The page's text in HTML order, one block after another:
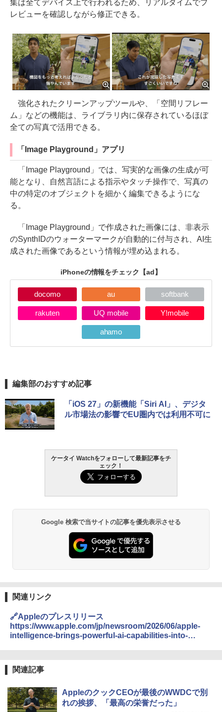
集は全てデバイス上で行われるため、リアルタイムでプ
レビューを確認しながら修正できる。
強化されたクリーンアップツールや、「空間リフレー
ム」などの機能は、ライブラリ内に保存されているほぼ
全ての写真で活用できる。
「Image Playground」アプリ
「Image Playground」では、写実的な画像の生成が可
能となり、自然言語による指示やタッチ操作で、写真の
中の特定のオブジェクトを細かく編集できるようにな
る。
「Image Playground」で作成された画像には、非表示
のSynthIDのウォーターマークが自動的に付与され、AI生
成された画像であるという情報が埋め込まれる。
iPhoneの情報をチェック 【ad】
docomo au softbank
rakuten UQ mobile Y!mobile
ahamo
編集部のおすすめ記事
「iOS 27」の新機能「Siri AI」、デジタ
ル市場法の影響でEU圏内では利用不可に
ケータイ Watchをフォローして最新記事をチ
ェック！
Google 検索で当サイトの記事を優先表示させる
関連リンク
🔗Appleのプレスリリース
https://www.apple.com/jp/newsroom/2026/06/apple-
intelligence-brings-powerful-ai-capabilities-into-
関連記事
AppleのクックCEOが最後のWWDCで別
れの挨拶、「最高の栄誉だった」